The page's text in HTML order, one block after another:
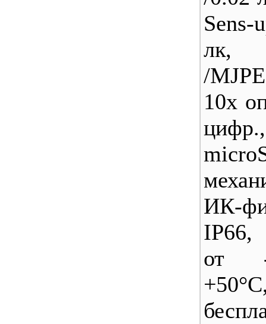
лк,
/
10x
цифр.,
ИК-
IP66,
от